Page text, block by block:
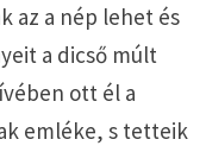
az a nép lehet és
a dicső múlt
ott él a
emléke, s tetteik